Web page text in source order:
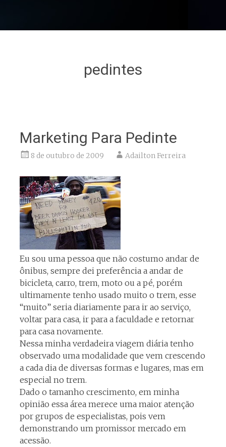
pedintes
Marketing Para Pedinte
8 de outubro de 2009 Adailton Ferreira
Eu sou uma pessoa que não costumo andar de
ônibus, sempre dei preferência a andar de
bicicleta, carro, trem, moto ou a pé, porém
ultimamente tenho usado muito o trem, esse
“muito” seria diariamente para ir ao serviço,
voltar para casa, ir para a faculdade e retornar
para casa novamente.
Nessa minha verdadeira viagem diária tenho
observado uma modalidade que vem crescendo
a cada dia de diversas formas e lugares, mas em
especial no trem.
Dado o tamanho crescimento, em minha
opinião essa área merece uma maior atenção
por grupos de especialistas, pois vem
demonstrando um promissor mercado em
acessão.